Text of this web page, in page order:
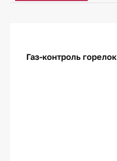
Газ-контроль горелок